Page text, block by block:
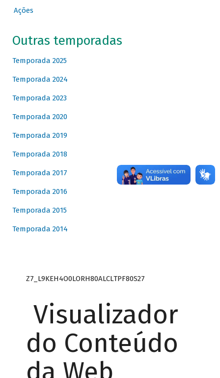
Ações
Outras temporadas
Temporada 2025
Temporada 2024
Temporada 2023
Temporada 2020
Temporada 2019
Temporada 2018
Temporada 2017
Temporada 2016
Temporada 2015
Temporada 2014
Z7_L9KEH4O0LORH80ALCLTPF80S27
Visualizador
do Conteúdo
da Web